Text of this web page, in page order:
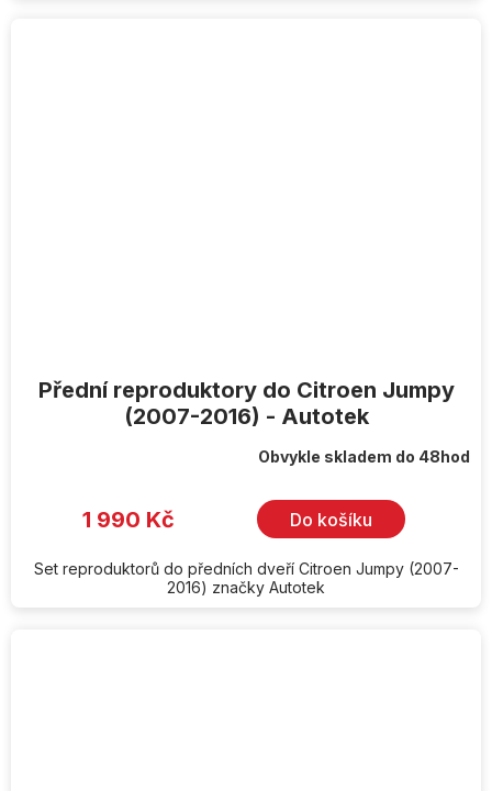
Přední reproduktory do Citroen Jumpy
(2007-2016) - Autotek
Obvykle skladem do 48hod
1 990 Kč Do košíku
Set reproduktorů do předních dveří Citroen Jumpy (2007-
2016) značky Autotek